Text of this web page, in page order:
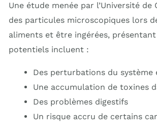
Une étude menée par l’Université
des particules microscopiques lors
aliments et être ingérées,
potentiels incluent :
Des perturbations du système
Une accumulation de toxines
Des problèmes digestifs
Un risque accru de certains